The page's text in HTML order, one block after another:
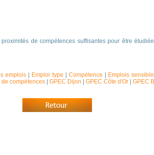
de compétences suffisantes pour être
emplois Emploi type Compétence Emplois
de compétences GPEC Dijon GPEC Côte d'Or GPEC